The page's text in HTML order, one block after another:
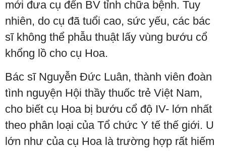
mới đưa cụ đến BV tỉnh chữa bệnh. Tuy
nhiên, do cụ đã tuổi cao, sức yếu, các bác
sĩ không thể phẫu thuật lấy vùng bướu cổ
khổng lồ cho cụ Hoa.
Bác sĩ Nguyễn Đức Luân, thành viên đoàn
tình nguyện Hội thầy thuốc trẻ Việt Nam,
cho biết cụ Hoa bị bướu cổ độ IV- lớn nhất
theo phân loại của Tổ chức Y tế thế giới. U
lớn như của cụ Hoa là trường hợp rất hiếm